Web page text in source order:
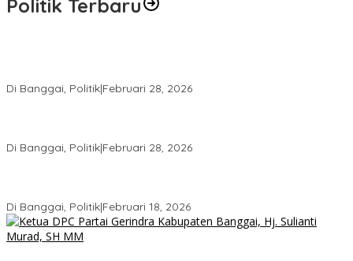
Politik Terbaru
Di Banggai, Politik|Februari 28, 2026
Di Banggai, Politik|Februari 28, 2026
Di Banggai, Politik|Februari 18, 2026